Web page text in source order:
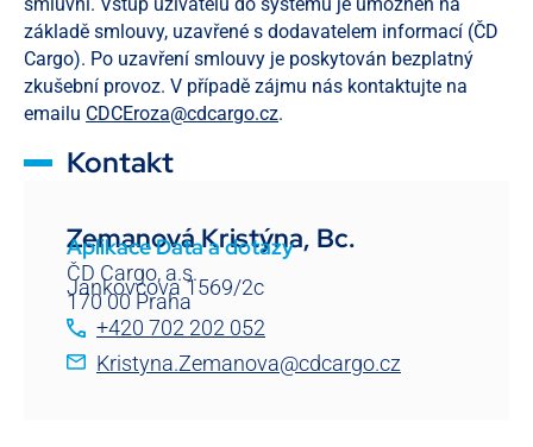
základě smlouvy, uzavřené s dodavatelem informací (ČD
Cargo). Po uzavření smlouvy je poskytován bezplatný
zkušební provoz. V případě zájmu nás kontaktujte na
emailu CDCEroza@cdcargo.cz.
Kontakt
Zemanová Kristýna, Bc.
Aplikace Data a dotazy
ČD Cargo, a.s.
Jankovcova 1569/2c
170 00 Praha
+420 702 202 052
Kristyna.Zemanova@cdcargo.cz